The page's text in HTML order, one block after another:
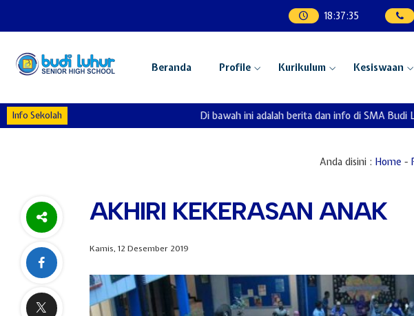
18:37:36
Beranda Profile Kurikulum Kesiswaan
Info Sekolah Di bawah ini adalah berita dan info di SMA Budi
Anda disini : Home -
AKHIRI KEKERASAN ANAK
Kamis, 12 Desember 2019